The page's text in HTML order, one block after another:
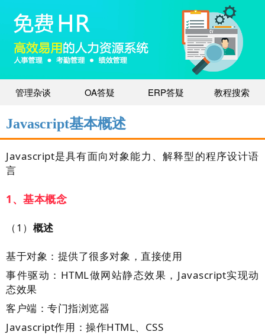
管理杂谈 OA答疑 ERP答疑 教程搜索
Javascript基本概述
Javascript是具有面向对象能力、解释型的程序设计语
言
1、基本概念
（1） 概述
基于对象：提供了很多对象，直接使用
事件驱动：HTML做网站静态效果，Javascript实现动
态效果
客户端：专门指浏览器
Javascript作用：操作HTML、CSS